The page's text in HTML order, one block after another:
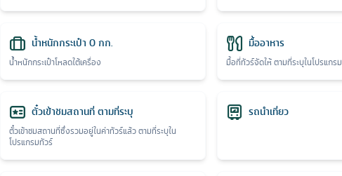
น้ำหนักกระเป๋า 0 กก.
น้ำหนักกระเป๋าโหลดใต้เครื่อง
มื้ออาหาร
มื้อที่ทัวร์จัดให้ ตามที่ระบุในโปรแกรม
ตั๋วเข้าชมสถานที่ ตามที่ระบุ
ตั๋วเข้าชมสถานที่ซึ่งรวมอยู่ในค่าทัวร์แล้ว ตามที่ระบุใน
โปรแกรมทัวร์
รถนำเที่ยว